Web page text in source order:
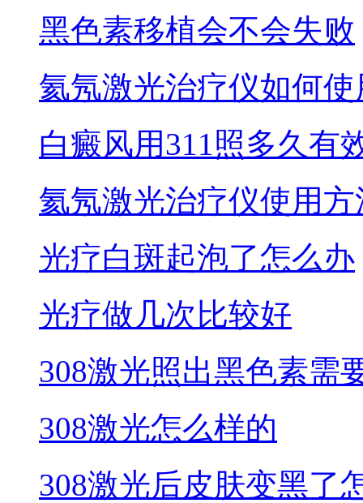
黑色素移植会不会失败
氦氖激光治疗仪如何使
白癜风用311照多久有
氦氖激光治疗仪使用方
光疗白斑起泡了怎么办
光疗做几次比较好
308激光照出黑色素需
308激光怎么样的
308激光后皮肤变黑了